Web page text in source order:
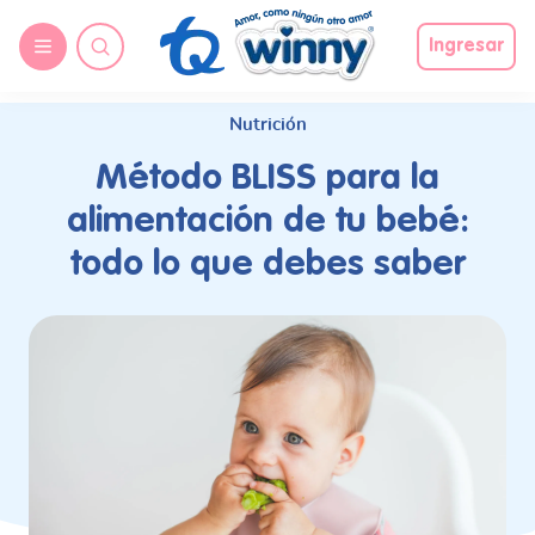
Ingresar
Nutrición
Método BLISS para la
alimentación de tu bebé:
todo lo que debes saber